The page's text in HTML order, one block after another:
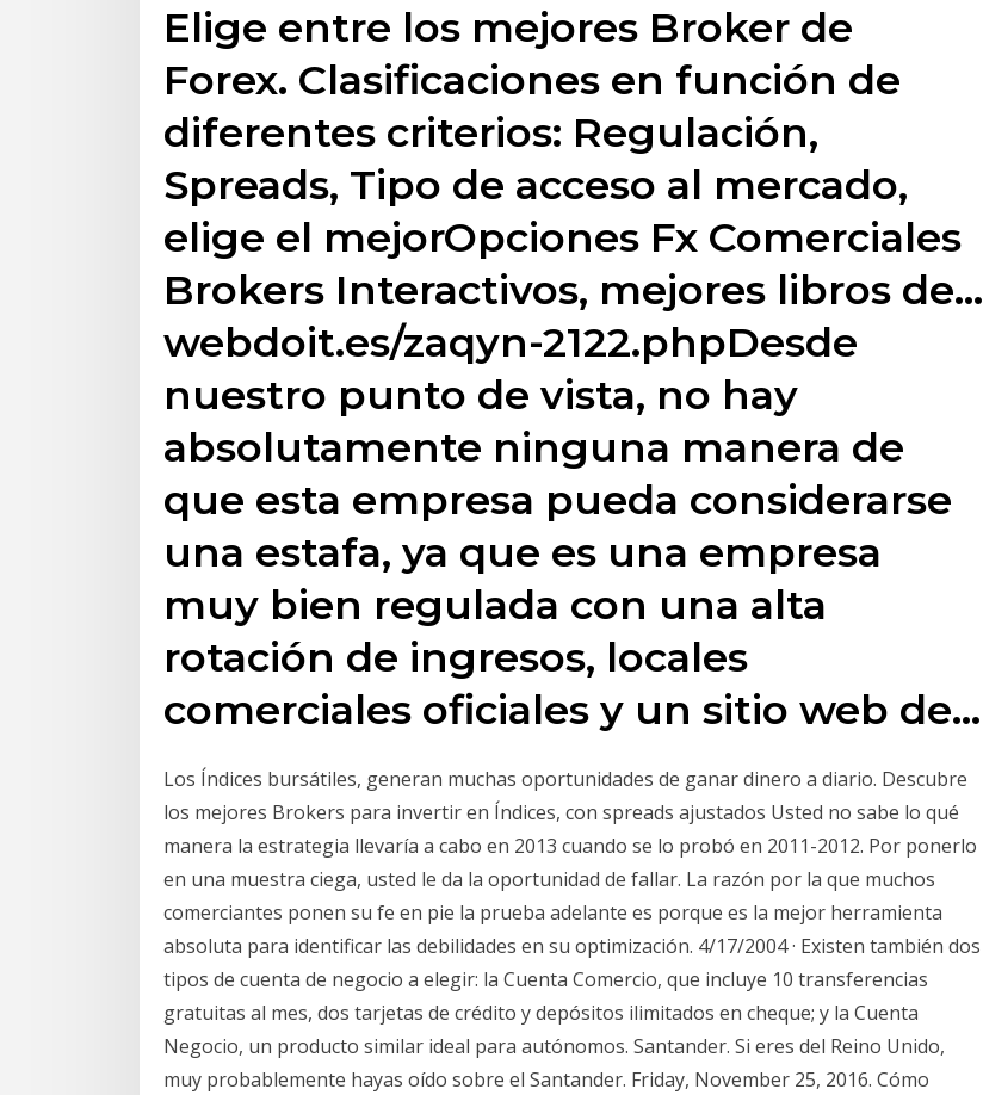
Elige entre los mejores Broker de
Forex. Clasificaciones en función de
diferentes criterios: Regulación,
Spreads, Tipo de acceso al mercado,
elige el mejorOpciones Fx Comerciales
Brokers Interactivos, mejores libros de…
webdoit.es/zaqyn-2122.phpDesde
nuestro punto de vista, no hay
absolutamente ninguna manera de
que esta empresa pueda considerarse
una estafa, ya que es una empresa
muy bien regulada con una alta
rotación de ingresos, locales
comerciales oficiales y un sitio web de…
Los Índices bursátiles, generan muchas oportunidades de ganar dinero a diario. Descubre
los mejores Brokers para invertir en Índices, con spreads ajustados Usted no sabe lo qué
manera la estrategia llevaría a cabo en 2013 cuando se lo probó en 2011-2012. Por ponerlo
en una muestra ciega, usted le da la oportunidad de fallar. La razón por la que muchos
comerciantes ponen su fe en pie la prueba adelante es porque es la mejor herramienta
absoluta para identificar las debilidades en su optimización. 4/17/2004 · Existen también dos
tipos de cuenta de negocio a elegir: la Cuenta Comercio, que incluye 10 transferencias
gratuitas al mes, dos tarjetas de crédito y depósitos ilimitados en cheque; y la Cuenta
Negocio, un producto similar ideal para autónomos. Santander. Si eres del Reino Unido,
muy probablemente hayas oído sobre el Santander. Friday, November 25, 2016. Cómo